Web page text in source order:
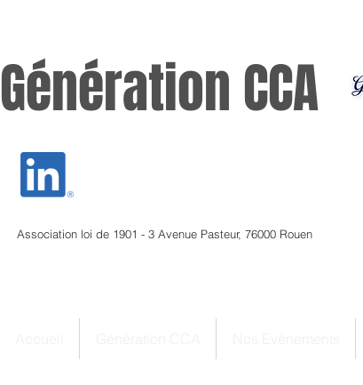
Génération CCA
Association loi de 1901 - 3 Avenue Pasteur, 76000 Rouen